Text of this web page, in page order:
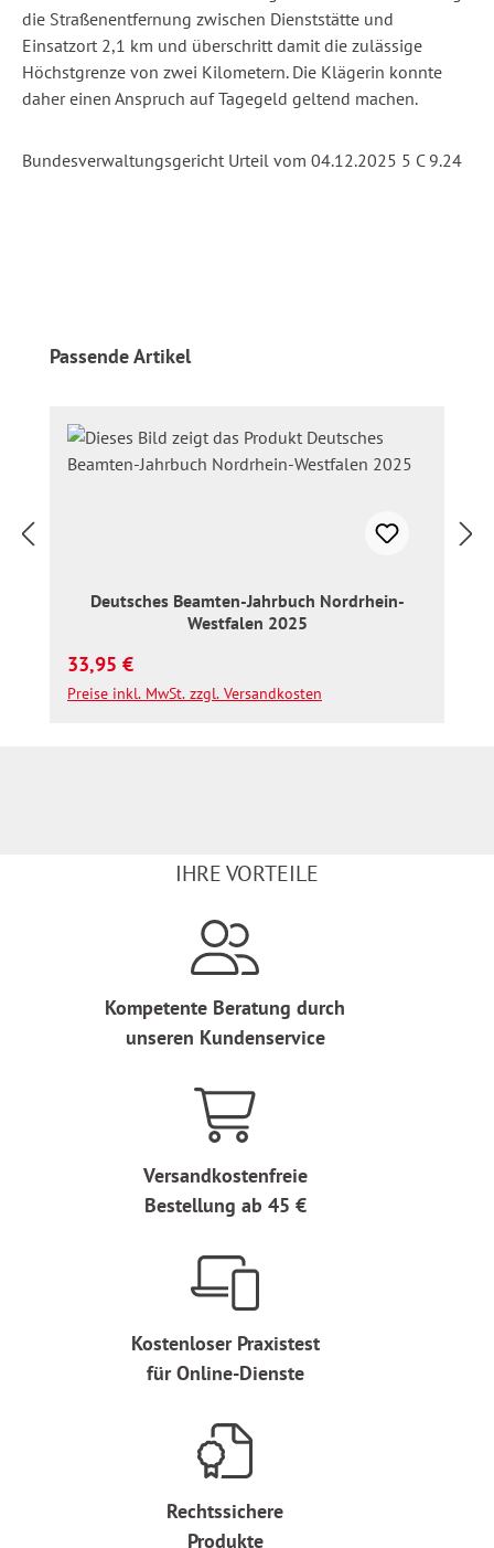
die Straßenentfernung zwischen Dienststätte und
Einsatzort 2,1 km und überschritt damit die zulässige
Höchstgrenze von zwei Kilometern. Die Klägerin konnte
daher einen Anspruch auf Tagegeld geltend machen.
Bundesverwaltungsgericht Urteil vom 04.12.2025 5 C 9.24
Produktgalerie überspringen
Passende Artikel
Deutsches Beamten-Jahrbuch Nordrhein-
Westfalen 2025
Regulärer Preis:
33,95 €
Preise inkl. MwSt. zzgl. Versandkosten
IHRE VORTEILE
Kompetente Beratung durch
unseren Kundenservice
Versandkostenfreie
Bestellung ab 45 €
Kostenloser Praxistest
für Online-Dienste
Rechtssichere
Produkte